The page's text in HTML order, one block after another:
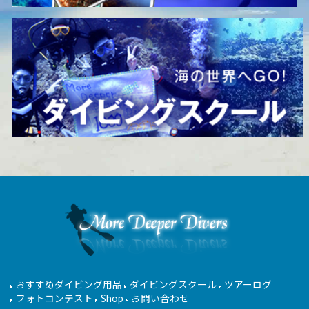
おすすめダイビング用品 ダイビングスクール ツアーログ
フォトコンテスト
Shop お問い合わせ